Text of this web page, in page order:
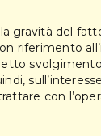
gravità del
riferimento
con